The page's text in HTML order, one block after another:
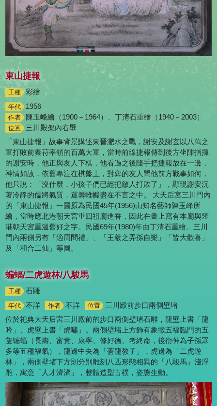
東山捷報
工種 彩繪
年代 1956
作者 陳玉峰繪（1900－1964）、丁清石重繪（1940－2003）
位置
三川殿架內右壁
「東山捷報」故事背景講述東晉淝水之戰，謝安及謝玄以八萬之
軍打敗前秦苻率領的百萬大軍，當時前線捷報傳到後方坐陣指揮
的謝安時，他正與友人下棋，他看過之後隨手把捷報放在一邊，
神情如故，依舊專注在棋盤上，對弈的友人問他前方戰事如何，
他只說：「沒什麼，小孩子們已經把敵人打敗了」，顯現謝安沉
著冷靜的儒將氣質，運籌帷幄盡在不言之中。 大天后宮三川門內
的「東山捷報」一圖原為民國45年(1956)由知名藝師陳玉峰所
繪，當時應北港朝天宮重回祖廟進香，因此在畫上寫有本廟與笨
港朝天宮重溫舊好之字。民國69年(1980)年由丁清石重繪。三川
門內兩側另有「適周問禮」、「王羲之弄孫自樂」「皆大歡喜」
及「和合二仙」等圖。
蝙蝠/二虎遊林/八駿馬
工種 石雕
年代 不詳 作者 不詳 位置
三川殿前步口兩側壁堵
位於祀典大天后宮三川殿前的步口兩側壁堵石雕，龍壁上書「龍
吟」、虎壁上書「虎嘯」。兩側壁堵上方飾有象徵五福臨門的五
隻蝙蝠（長壽、富貴、康寧、修好德、考終命，後衍伸為子孫眾
多等五種福氣），龍邊中央為「蒼龍教子」，虎邊為「二虎遊
林」，兩側壁堵下方則分別雕刻八匹形態相異的「八駿馬」淺浮
雕，寓意「人才濟濟」，整體造型古樸，姿態生動。